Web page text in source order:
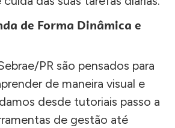
de Forma Dinâmica e
PR são pensados para
de maneira visual e
desde tutoriais passo a
de gestão até